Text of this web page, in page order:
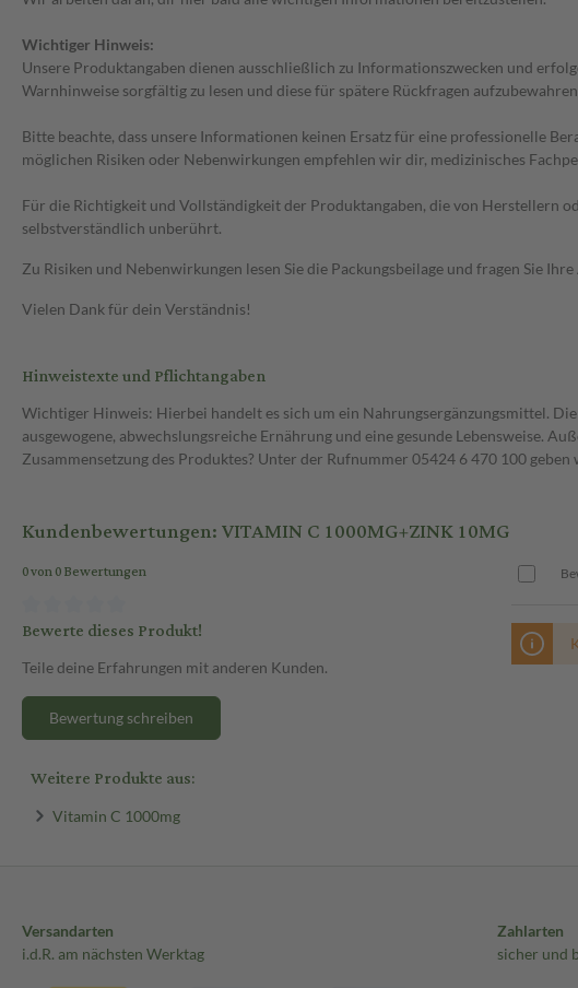
Wichtiger Hinweis:
Unsere Produktangaben dienen ausschließlich zu Informationszwecken und
Warnhinweise sorgfältig zu lesen und diese für spätere Rückfragen
Bitte beachte, dass unsere Informationen keinen Ersatz für eine professionelle
möglichen Risiken oder Nebenwirkungen empfehlen wir dir, medizinisches
Für die Richtigkeit und Vollständigkeit der Produktangaben, die von Herstellern
selbstverständlich unberührt.
Zu Risiken und Nebenwirkungen lesen Sie die Packungsbeilage und fragen Sie
Vielen Dank für dein Verständnis!
Hinweistexte und Pflichtangaben
Wichtiger Hinweis: Hierbei handelt es sich um ein Nahrungsergänzungsmittel.
ausgewogene, abwechslungsreiche Ernährung und eine gesunde Lebensweise.
Zusammensetzung des Produktes? Unter der Rufnummer 05424 6 470 100
Kundenbewertungen: VITAMIN C 1000MG+ZINK 10MG
0 von 0 Bewertungen
Bewerte dieses Produkt!
Teile deine Erfahrungen mit anderen Kunden.
Bewertung schreiben
Weitere Produkte aus:
Vitamin C 1000mg
Versandarten
i.d.R. am nächsten Werktag
Zahlarten
sicher und